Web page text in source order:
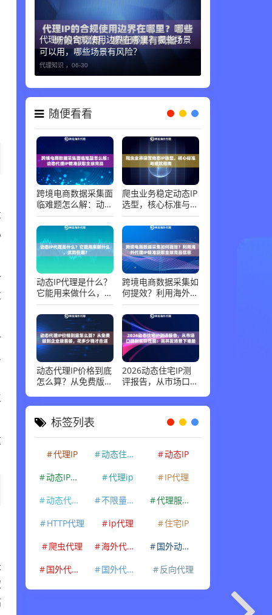
代理IP的合规使用边界在哪里？哪些场景
可以用，哪些场景有风险？
代理知识 ， 06-30
随便看看
跨境电商数据采集面
临难题怎么解：动态
代理IP精准获取全球
竞品
爬虫业务稳定动态IP
选型，核心标准与避
坑指南
动态IP代理是什么？
它能用来做什么，优
势在哪？
跨境电商数据采集如
何提效？利用海外代
理IP精准获取全球竞
品信息
动态代理IP价格到底
怎么算？从免费版到
钱才合适
2026动态住宅IP测
评报告，从市场口碑
场景下谁最稳
标签列表
代理IP 动态住宅IP
动态IP
动态IP代理
代理ip
IP代理
动态代理IP
不限量代理IP
代理服务器
HTTP代理
ip代理
住宅IP
爬虫代理
海外代理ip
国外动态IP
国外代理IP
国外代理ip 反向代理